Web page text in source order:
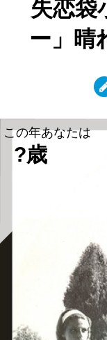
失恋袋
ー」晴
この年あなたは
?歳